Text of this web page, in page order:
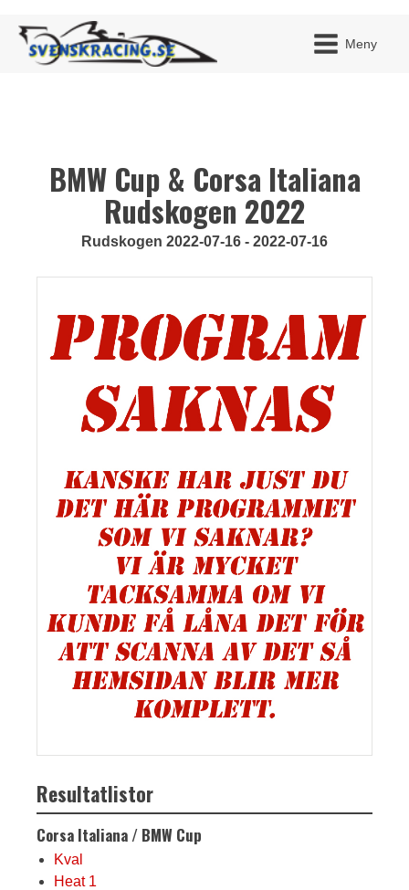
Meny
BMW Cup & Corsa Italiana
Rudskogen 2022
Rudskogen 2022-07-16 - 2022-07-16
Resultatlistor
Corsa Italiana / BMW Cup
Kval
Heat 1